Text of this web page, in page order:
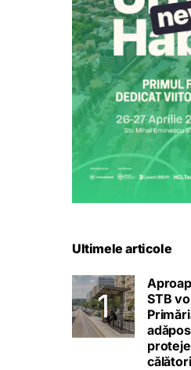
Ultimele articole
STB